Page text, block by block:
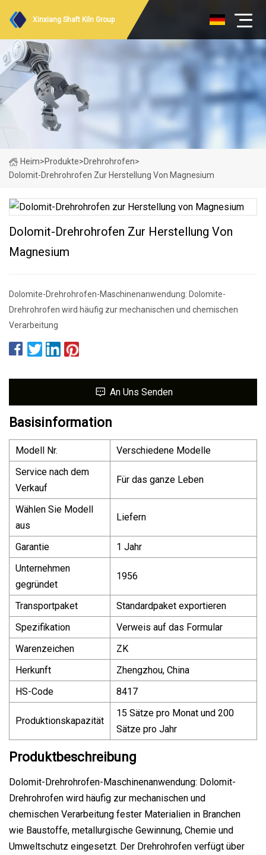
Xinxiang Shaft Kiln Group
Heim>Produkte>Drehrohrofen>
Dolomit-Drehrohrofen Zur Herstellung Von Magnesium
Dolomit-Drehrohrofen Zur Herstellung Von
Magnesium
Dolomite-Drehrohrofen-Maschinenanwendung: Dolomite-
Drehrohrofen wird häufig zur mechanischen und chemischen
Verarbeitung
An Uns Senden
Basisinformation
Modell Nr.
Verschiedene Modelle
Service nach dem
Verkauf
Für das ganze Leben
Wählen Sie Modell
aus
Liefern
Garantie
1 Jahr
Unternehmen
gegründet
1956
Transportpaket
Standardpaket exportieren
Spezifikation
Verweis auf das Formular
Warenzeichen
ZK
Herkunft
Zhengzhou, China
HS-Code
8417
Produktionskapazität
15 Sätze pro Monat und 200
Sätze pro Jahr
Produktbeschreibung
Dolomit-Drehrohrofen-Maschinenanwendung: Dolomit-
Drehrohrofen wird häufig zur mechanischen und
chemischen Verarbeitung fester Materialien in Branchen
wie Baustoffe, metallurgische Gewinnung, Chemie und
Umweltschutz eingesetzt. Der Drehrohrofen verfügt über